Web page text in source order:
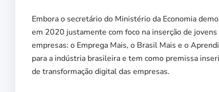
Embora o secretário do Ministério da Economia
em 2020 justamente com foco na inserção de
empresas: o Emprega Mais, o Brasil Mais e o
para a indústria brasileira e tem como premissa
de transformação digital das empresas.